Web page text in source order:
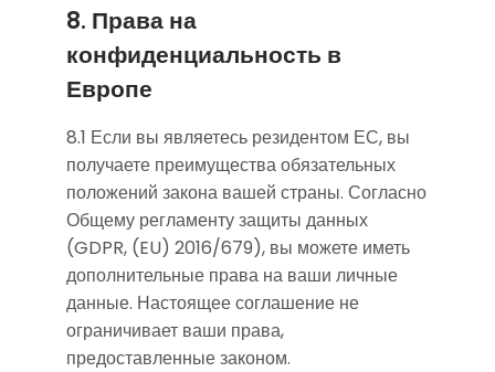
8. Права на
конфиденциальность в
Европе
8.1 Если вы являетесь резидентом ЕС, вы
получаете преимущества обязательных
положений закона вашей страны. Согласно
Общему регламенту защиты данных
(GDPR, (EU) 2016/679), вы можете иметь
дополнительные права на ваши личные
данные. Настоящее соглашение не
ограничивает ваши права,
предоставленные законом.